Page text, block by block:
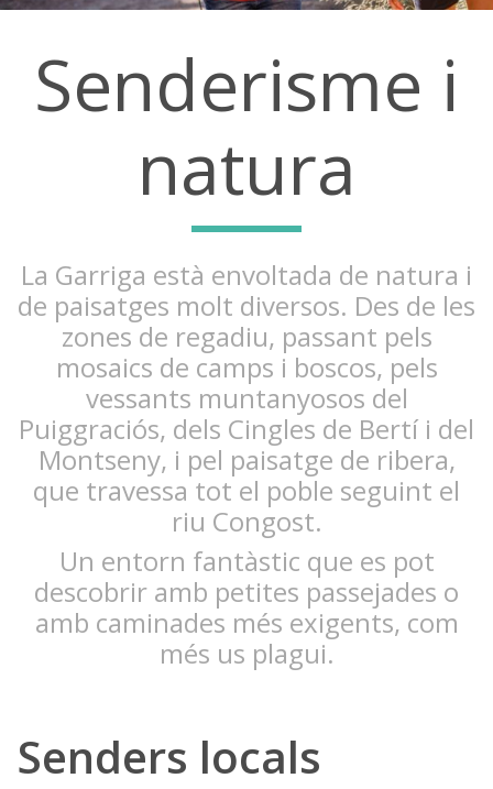
Senderisme i
natura
La Garriga està envoltada de natura i
de paisatges molt diversos. Des de les
zones de regadiu, passant pels
mosaics de camps i boscos, pels
vessants muntanyosos del
Puiggraciós, dels Cingles de Bertí i del
Montseny, i pel paisatge de ribera,
que travessa tot el poble seguint el
riu Congost.
Un entorn fantàstic que es pot
descobrir amb petites passejades o
amb caminades més exigents, com
més us plagui.
Senders locals